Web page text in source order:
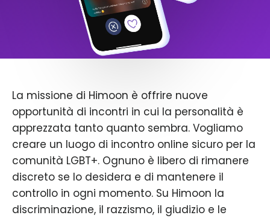
La missione di Himoon è offrire nuove
opportunità di incontri in cui la personalità è
apprezzata tanto quanto sembra. Vogliamo
creare un luogo di incontro online sicuro per la
comunità LGBT+. Ognuno è libero di rimanere
discreto se lo desidera e di mantenere il
controllo in ogni momento. Su Himoon la
discriminazione, il razzismo, il giudizio e le